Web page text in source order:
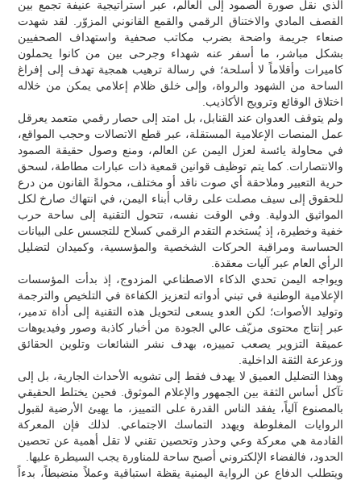
الذي نقل صورة الصمود إلى العالم، عبر استراتيجية عنيفة تجمع بين
القصف المادي والاختناق الرقمي والقمع القانوني المزوّر. لقد شهدت
صنعاء جريمة واضحة بضرب مكاتب صحفية واستهداف الصحفيين
بشكل مباشر، ما أسفر عنه شهداء وجرحى بين من كانوا يحملون
كاميرات وأقلاماً لا أسلحة؛ في رسالة ترهيب همجية تهدف إلى إفراغ
الساحة من الشهود والرواة، وإلى خلق ظلام إعلامي يمكن من خلاله
اختلاق الوقائع وترويج الأكاذيب.
ولم يتوقف العدوان عند القنابل، بل امتد إلى حصار رقمي متعمد يعرقل
عمل المنصات الإعلامية المستقلة، عبر قطع الاتصالات وحجب المواقع،
في محاولة يائسة لعزل اليمن عن العالم، ومنع وصول حقيقة الصمود
والانتصارات. كما يتم توظيف قوانين قمعية ذات عبارات مطاطة، لسحق
حرية التعبير وملاحقة أي صوت ناقد أو مختلف، محولةً القانون من درع
للحقوق إلى سيف مصلت على رقاب أبناء اليمن، في انتهاك صارخ لكل
المواثيق الدولية. وفي الوقت نفسه، تتحول التقنية إلى ساحة حرب
خفية وخطيرة، إذ يُستخدم التقدم الرقمي كسلاح للتجسس على البيانات
الحساسة ومراقبة الحركات الشخصية والمؤسسية، وكميدان لتضليل
الرأي العام عبر آليات معقدة.
ويواجه اليمن تحدي الذكاء الاصطناعي المزدوج، إذ بدأت المؤسسات
الإعلامية الوطنية في تبني أدواته لتعزيز الكفاءة في التلخيص والترجمة
وتوليد الأصوات؛ لكن العدو يسعى لتحويل هذه التقنية إلى أداة تدمير،
عبر إنتاج محتوى مزيّف عالي الجودة من أخبار كاذبة وصور وفيديوهات
عميقة التزوير يصعب تمييزه، بهدف نشر الشائعات وتلوين الحقائق
وزعزعة الثقة الداخلية.
وهذا التضليل العميق لا يهدف فقط إلى تشويه الأحداث الجارية، بل إلى
تآكل أساس الثقة بين الجمهور والإعلام الموثوق. فحين يختلط الحقيقي
بالمصنوع آلياً، يفقد الناس القدرة على التمييز، ما يهيئ الأرضية لقبول
الروايات المغلوطة ويهدد التماسك الاجتماعي. لذلك فإن المعركة
القادمة هي معركة وعي وحذر وتحصين تقني لا تقل أهمية عن تحصين
الحدود، فالفضاء الإلكتروني أصبح ساحة للمناورة يجب السيطرة عليها.
ويتطلب الدفاع عن الرواية اليمنية يقظة استباقية وعملاً منضبطاً، بدءاً